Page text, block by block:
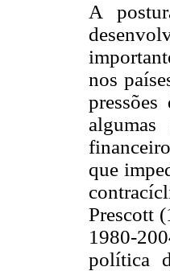
A
nos
que
Prescott
1980-
política